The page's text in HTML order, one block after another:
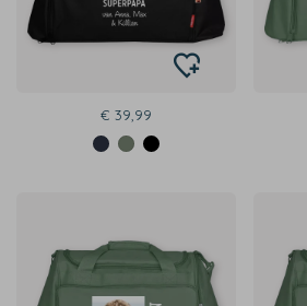
€ 39,99